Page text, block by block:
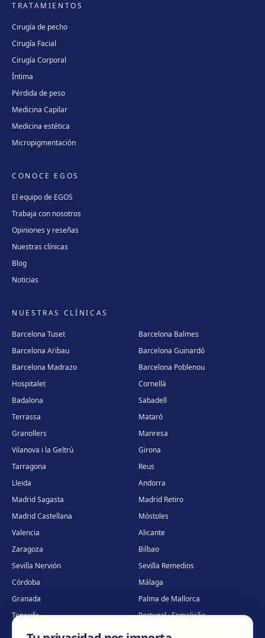
TRATAMIENTOS
Cirugía de pecho
Cirugía Facial
Cirugía Corporal
Íntima
Pérdida de peso
Medicina Capilar
Medicina estética
Micropigmentación
CONOCE EGOS
El equipo de EGOS
Trabaja con nosotros
Opiniones y reseñas
Nuestras clínicas
Blog
Noticias
NUESTRAS CLÍNICAS
Barcelona Tuset
Barcelona Balmes
Barcelona Aribau
Barcelona Guinardó
Barcelona Madrazo
Barcelona Poblenou
Hospitalet
Cornellà
Badalona
Sabadell
Terrassa
Mataró
Granollers
Manresa
Vilanova i la Geltrú
Girona
Tarragona
Reus
Lleida
Andorra
Madrid Sagasta
Madrid Retiro
Madrid Castellana
Móstoles
Valencia
Alicante
Zaragoza
Bilbao
Sevilla Nervión
Sevilla Remedios
Córdoba
Málaga
Granada
Palma de Mallorca
Tenerife
Portugal · Famalicão
Portugal · Guimarães
Clínica virtual